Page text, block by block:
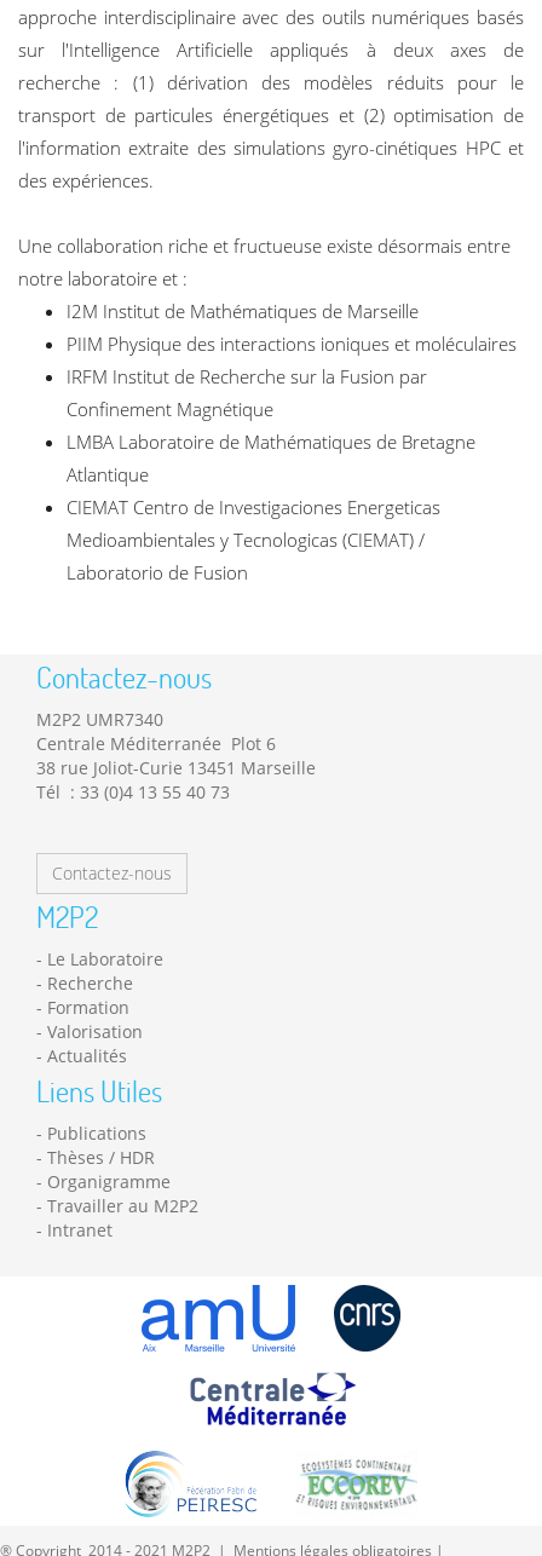
approche interdisciplinaire avec des outils numériques basés
sur l'Intelligence Artificielle appliqués à deux axes de
recherche : (1) dérivation des modèles réduits pour le
transport de particules énergétiques et (2) optimisation de
l'information extraite des simulations gyro-cinétiques HPC et
des expériences.
Une collaboration riche et fructueuse existe désormais entre
notre laboratoire et :
I2M Institut de Mathématiques de Marseille
PIIM Physique des interactions ioniques et moléculaires
IRFM Institut de Recherche sur la Fusion par
Confinement Magnétique
LMBA Laboratoire de Mathématiques de Bretagne
Atlantique
CIEMAT Centro de Investigaciones Energeticas
Medioambientales y Tecnologicas (CIEMAT) /
Laboratorio de Fusion
Contactez-nous
M2P2 UMR7340
Centrale Méditerranée Plot 6
38 rue Joliot-Curie 13451 Marseille
Tél : 33 (0)4 13 55 40 73
Contactez-nous
M2P2
Le Laboratoire
Recherche
Formation
Valorisation
Actualités
Liens Utiles
Publications
Thèses / HDR
Organigramme
Travailler au M2P2
Intranet
® Copyright 2014 - 2021 M2P2 | Mentions légales obligatoires |